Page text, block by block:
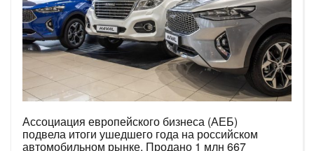
Ассоциация европейского бизнеса (АЕБ)
подвела итоги ушедшего года на российском
автомобильном рынке. Продано 1 млн 667